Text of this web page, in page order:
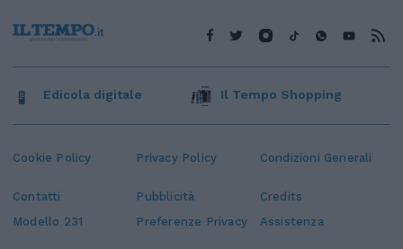
Cookie Policy Privacy Policy Condizioni Generali
Contatti Pubblicità
Credits
Modello 231
Preferenze Privacy Assistenza
Edicola digitale Il Tempo Shopping